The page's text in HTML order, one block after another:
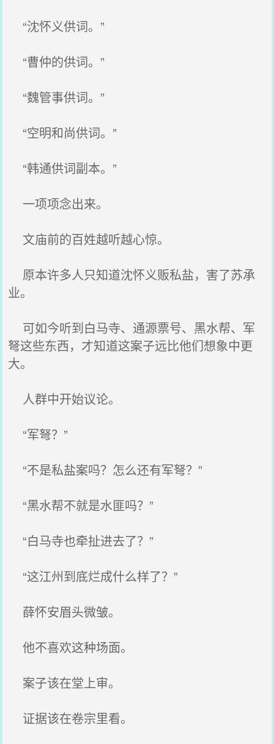
“沈怀义供词。”
“曹仲的供词。”
“魏管事供词。”
“空明和尚供词。”
“韩通供词副本。”
一项项念出来。
文庙前的百姓越听越心惊。
原本许多人只知道沈怀义贩私盐，害了苏承
业。
可如今听到白马寺、通源票号、黑水帮、军
弩这些东西，才知道这案子远比他们想象中更
大。
人群中开始议论。
“军弩？”
“不是私盐案吗？怎么还有军弩？”
“黑水帮不就是水匪吗？”
“白马寺也牵扯进去了？”
“这江州到底烂成什么样了？”
薛怀安眉头微皱。
他不喜欢这种场面。
案子该在堂上审。
证据该在卷宗里看。